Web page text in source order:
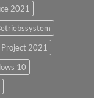
2021
Project 2021
10